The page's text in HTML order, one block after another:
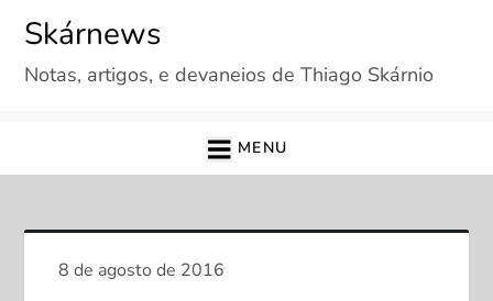
content
Skárnews
Notas, artigos, e devaneios de Thiago Skárnio
MENU